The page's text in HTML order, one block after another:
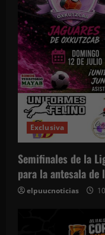
Exclusiva
Semifinales de la
para la antesala de
elpuucnoticias